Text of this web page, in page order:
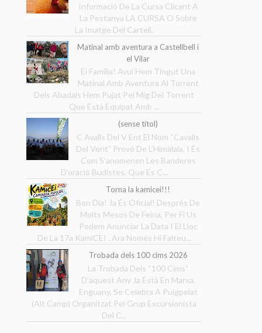
Informació De La Cursa Clicant A
La Pestanya LA CURSA O Sobre
La Imatge Del Cartell.
Matinal amb aventura a Castellbell i
el Vilar
Ei Família! Avui Hem Tingut Una
Matinal Amb Aventura Al Torrent
Dels Abadals Hem Pujat Pel Mig Del Torrent
Que Està Equipat Amb ...
(sense títol)
C Avalls Del V Ent El Nom “Cavalls
Del Vent” Prové De L’Himàlaia, I És
Com S’anomenen Les Banderes
D’oració Budistes, Que Es C...
Torna la kamicei!!!
Bon Dia! Ja És Oficial! Després De
Molts Mesos De Feina, Per Fi Us
Podem Anunciar La Data I El Lloc
De La 17a KamiCEI . Ara Només Hi Falteu...
Trobada dels 100 cims 2026
La Trobada Dels “100 Cims”
D’aquest Any Ja Està En Marxa.
Enguany, Se Celebra A Puigpelat
(Alt Camp) Organitzat Pel Grup Excursionista
Del C...